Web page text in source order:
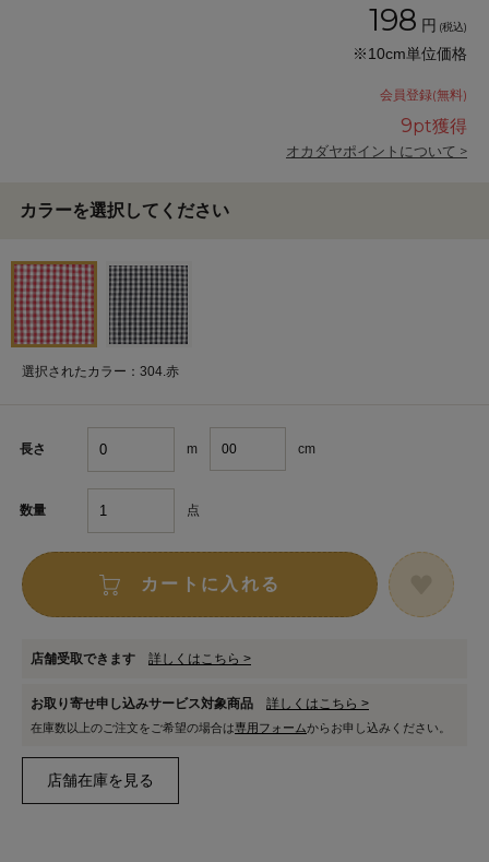
198 円 (税込)
※10cm単位価格
会員登録(無料)
9pt獲得
オカダヤポイントについて >
カラーを選択してください
選択されたカラー：304.赤
長さ m cm
数量 点
カートに入れる
店舗受取できます 詳しくはこちら >
お取り寄せ申し込みサービス対象商品 詳しくはこちら >
在庫数以上のご注文をご希望の場合は専用フォームからお申し込みください。